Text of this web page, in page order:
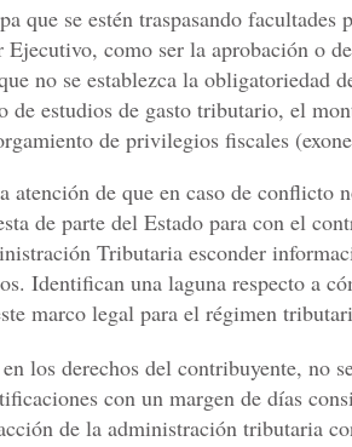
que se estén traspasando facultades
como ser la aprobación o
no se establezca la obligatoriedad
de estudios de gasto tributario, el
de privilegios fiscales
atención de que en caso de conflicto
de parte del Estado para con el
Tributaria esconder
Identifican una laguna respecto a
marco legal para el régimen
los derechos del contribuyente, no
con un margen de días
de la administración tributaria